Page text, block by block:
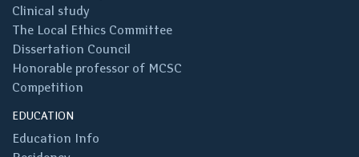
Clinical study
The Local Ethics Committee
Dissertation Council
Honorable professor of MCSC
Competition
EDUCATION
Education Info